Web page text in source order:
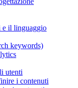
e il linguaggio
keywords)
utenti
i contenuti